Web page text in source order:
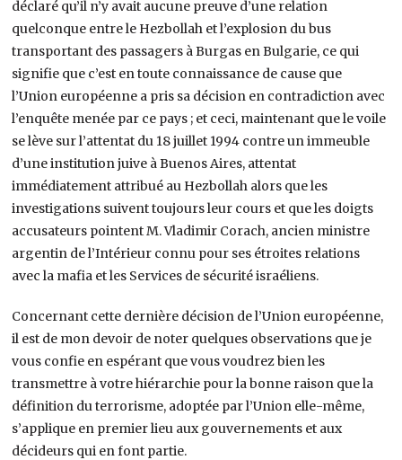
déclaré qu’il n’y avait aucune preuve d’une relation
quelconque entre le Hezbollah et l’explosion du bus
transportant des passagers à Burgas en Bulgarie, ce qui
signifie que c’est en toute connaissance de cause que
l’Union européenne a pris sa décision en contradiction avec
l’enquête menée par ce pays ; et ceci, maintenant que le voile
se lève sur l’attentat du 18 juillet 1994 contre un immeuble
d’une institution juive à Buenos Aires, attentat
immédiatement attribué au Hezbollah alors que les
investigations suivent toujours leur cours et que les doigts
accusateurs pointent M. Vladimir Corach, ancien ministre
argentin de l’Intérieur connu pour ses étroites relations
avec la mafia et les Services de sécurité israéliens.
Concernant cette dernière décision de l’Union européenne,
il est de mon devoir de noter quelques observations que je
vous confie en espérant que vous voudrez bien les
transmettre à votre hiérarchie pour la bonne raison que la
définition du terrorisme, adoptée par l’Union elle-même,
s’applique en premier lieu aux gouvernements et aux
décideurs qui en font partie.